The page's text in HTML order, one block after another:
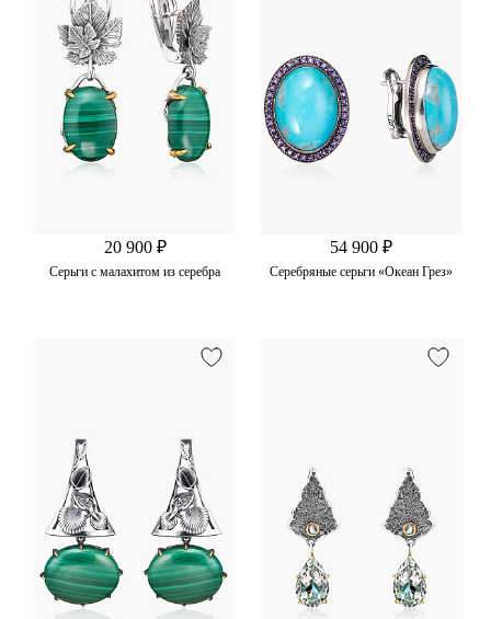
20 900 ₽
Серьги с малахитом из серебра
54 900 ₽
Серебряные серьги «Океан Грез»